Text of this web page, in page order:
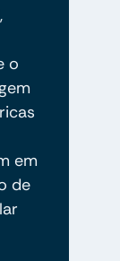
o
em
de